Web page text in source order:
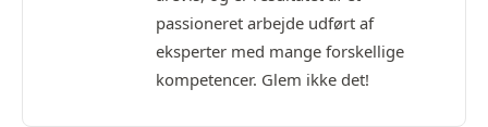
passioneret arbejde udført af
eksperter med mange forskellige
kompetencer. Glem ikke det!